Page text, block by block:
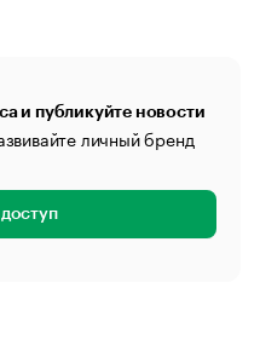
и публикуйте новости
личный бренд
доступ